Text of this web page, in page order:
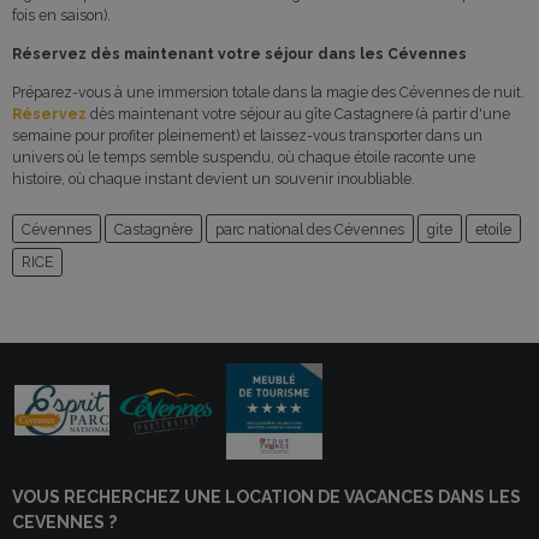
fois en saison).
Réservez dès maintenant votre séjour dans les Cévennes
Préparez-vous à une immersion totale dans la magie des Cévennes de nuit.
Réservez dès maintenant votre séjour au gîte Castagnere (à partir d'une
semaine pour profiter pleinement) et laissez-vous transporter dans un
univers où le temps semble suspendu, où chaque étoile raconte une
histoire, où chaque instant devient un souvenir inoubliable.
Cévennes Castagnère parc national des Cévennes gite
etoile
RICE
VOUS RECHERCHEZ UNE LOCATION DE VACANCES DANS LES
CEVENNES ?